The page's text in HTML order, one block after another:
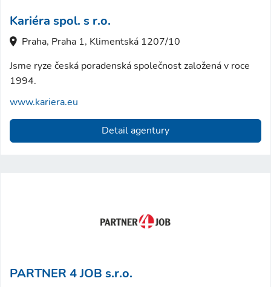
Kariéra spol. s r.o.
Praha, Praha 1, Klimentská 1207/10
Jsme ryze česká poradenská společnost založená v roce
1994.
www.kariera.eu
Detail agentury
PARTNER 4 JOB s.r.o.